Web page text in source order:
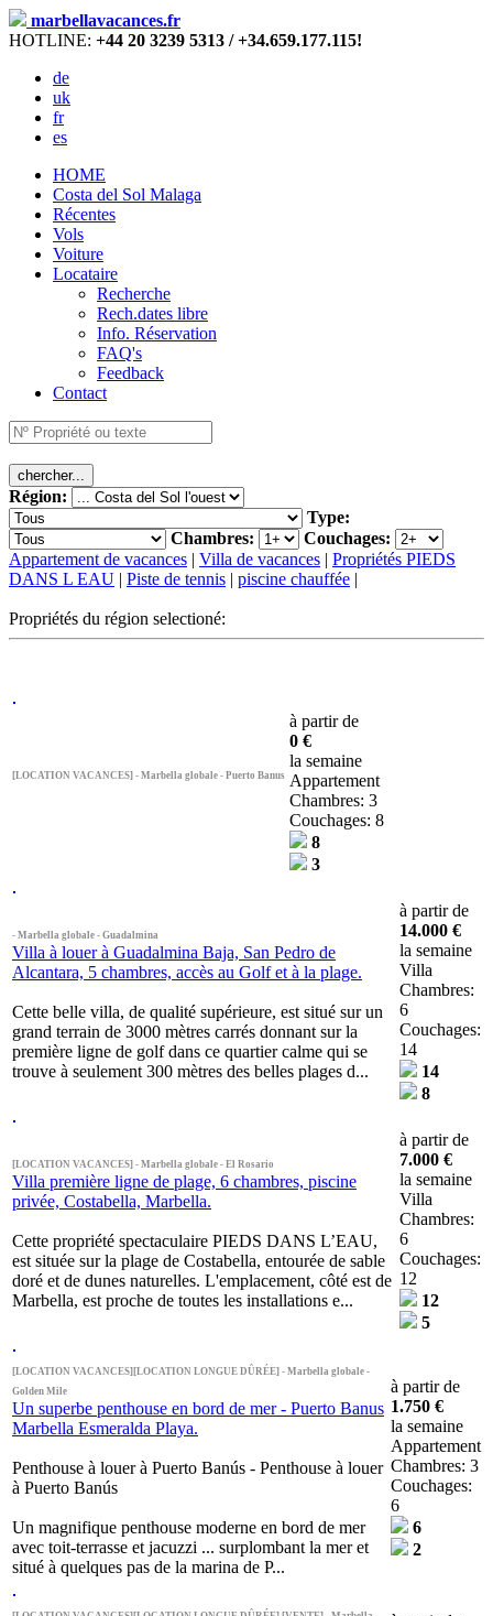
marbellavacances.fr
HOTLINE: +44 20 3239 5313 / +34.659.177.115!
de
uk
fr
es
HOME
Costa del Sol Malaga
Récentes
Vols
Voiture
Locataire
Recherche
Rech.dates libre
Info. Réservation
FAQ's
Feedback
Contact
Région:
Type:
Chambres:
Couchages:
Appartement de vacances | Villa de vacances | Propriétés PIEDS
DANS L EAU | Piste de tennis | piscine chauffée |
Propriétés du région selectioné:
[LOCATION VACANCES] - Marbella globale - Puerto Banus
à partir de
0 €
la semaine
Appartement
Chambres: 3
Couchages: 8
8
3
- Marbella globale - Guadalmina
Villa à louer à Guadalmina Baja, San Pedro de
Alcantara, 5 chambres, accès au Golf et à la plage.
Cette belle villa, de qualité supérieure, est situé sur un
grand terrain de 3000 mètres carrés donnant sur la
première ligne de golf dans ce quartier calme qui se
trouve à seulement 300 mètres des belles plages d...
à partir de
14.000 €
la semaine
Villa
Chambres:
6
Couchages:
14
14
8
[LOCATION VACANCES] - Marbella globale - El Rosario
Villa première ligne de plage, 6 chambres, piscine
privée, Costabella, Marbella.
Cette propriété spectaculaire PIEDS DANS L’EAU,
est située sur la plage de Costabella, entourée de sable
doré et de dunes naturelles. L'emplacement, côté est de
Marbella, est proche de toutes les installations e...
à partir de
7.000 €
la semaine
Villa
Chambres:
6
Couchages:
12
12
5
[LOCATION VACANCES][LOCATION LONGUE DÛRÉE] - Marbella globale -
Golden Mile
Un superbe penthouse en bord de mer - Puerto Banus
Marbella Esmeralda Playa.
Penthouse à louer à Puerto Banús - Penthouse à louer
à Puerto Banús
Un magnifique penthouse moderne en bord de mer
avec toit-terrasse et jacuzzi ... surplombant la mer et
situé à quelques pas de la marina de P...
à partir de
1.750 €
la semaine
Appartement
Chambres: 3
Couchages:
6
6
2